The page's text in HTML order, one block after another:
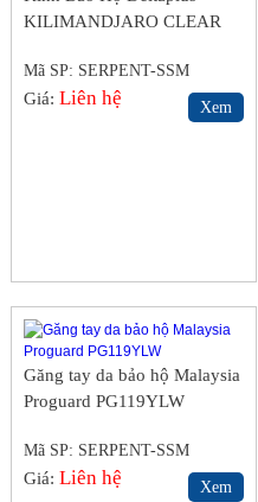
KILIMANDJARO CLEAR
Mã SP: SERPENT-SSM
Giá:Liên hệ Xem
Găng tay da bảo hộ Malaysia
Proguard PG119YLW
Mã SP: SERPENT-SSM
Giá:Liên hệ Xem